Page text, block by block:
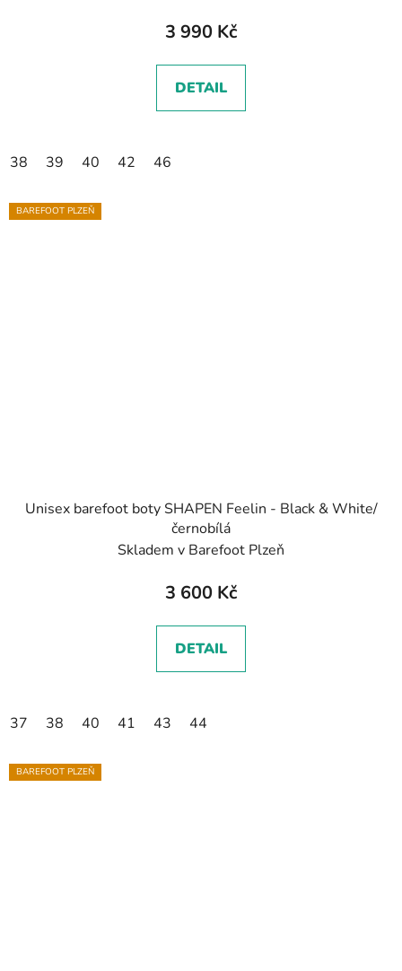
3 990 Kč
DETAIL
38 39 40 42 46
BAREFOOT PLZEŇ
Unisex barefoot boty SHAPEN Feelin - Black & White/
černobílá
Skladem v Barefoot Plzeň
3 600 Kč
DETAIL
37 38 40 41 43 44
BAREFOOT PLZEŇ